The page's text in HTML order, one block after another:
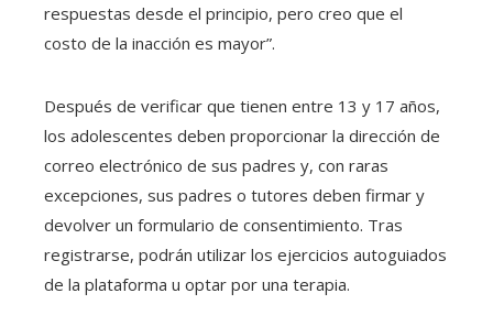
respuestas desde el principio, pero creo que el
costo de la inacción es mayor”.
Después de verificar que tienen entre 13 y 17 años,
los adolescentes deben proporcionar la dirección de
correo electrónico de sus padres y, con raras
excepciones, sus padres o tutores deben firmar y
devolver un formulario de consentimiento. Tras
registrarse, podrán utilizar los ejercicios autoguiados
de la plataforma u optar por una terapia.